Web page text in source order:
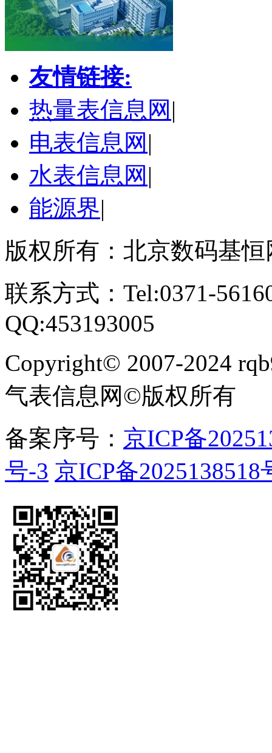
友情链接:
热量表信息网 |
电表信息网 |
水表信息网 |
能源界|
版权所有：北京数码基
联系方式：Tel:0371-
QQ:453193005
Copyright© 2007-2024
气表信息网©版权所有
备案序号： 京ICP备
号-3 京ICP备2025138518